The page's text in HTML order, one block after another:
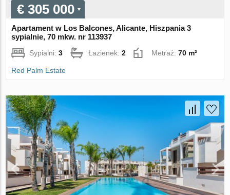
€ 305 000
Apartament w Los Balcones, Alicante, Hiszpania 3
sypialnie, 70 mkw. nr 113937
Sypialni:3 Łazienek:2 Metraż:70 m²
Red Palm Estate